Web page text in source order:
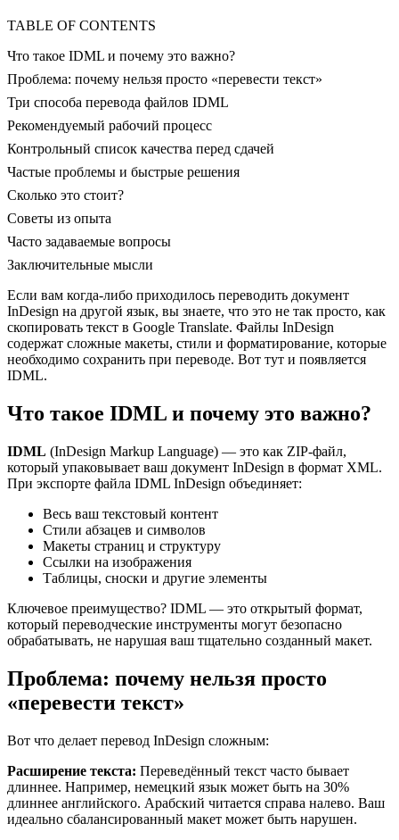
TABLE OF CONTENTS
Что такое IDML и почему это важно?
Проблема: почему нельзя просто «перевести текст»
Три способа перевода файлов IDML
Рекомендуемый рабочий процесс
Контрольный список качества перед сдачей
Частые проблемы и быстрые решения
Сколько это стоит?
Советы из опыта
Часто задаваемые вопросы
Заключительные мысли
Если вам когда-либо приходилось переводить документ
InDesign на другой язык, вы знаете, что это не так просто, как
скопировать текст в Google Translate. Файлы InDesign
содержат сложные макеты, стили и форматирование, которые
необходимо сохранить при переводе. Вот тут и появляется
IDML.
Что такое IDML и почему это важно?
IDML (InDesign Markup Language) — это как ZIP-файл,
который упаковывает ваш документ InDesign в формат XML.
При экспорте файла IDML InDesign объединяет:
Весь ваш текстовый контент
Стили абзацев и символов
Макеты страниц и структуру
Ссылки на изображения
Таблицы, сноски и другие элементы
Ключевое преимущество? IDML — это открытый формат,
который переводческие инструменты могут безопасно
обрабатывать, не нарушая ваш тщательно созданный макет.
Проблема: почему нельзя просто
«перевести текст»
Вот что делает перевод InDesign сложным:
Расширение текста: Переведённый текст часто бывает
длиннее. Например, немецкий язык может быть на 30%
длиннее английского. Арабский читается справа налево. Ваш
идеально сбалансированный макет может быть нарушен.